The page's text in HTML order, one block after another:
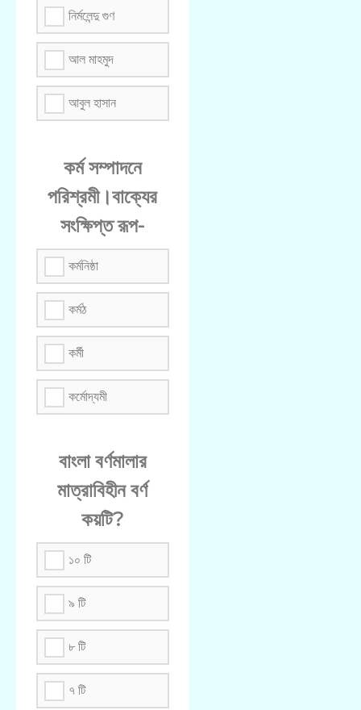
নির্মলেন্দু গুণ
আল মাহমুদ
আবুল হাসান
কর্ম সম্পাদনে
পরিশ্রমী।বাক্যের
সংক্ষিপ্ত রূপ-
কর্মনিষ্ঠা
কর্মঠ
কর্মী
কর্মোদ্যমী
বাংলা বর্ণমালার
মাত্রাবিহীন বর্ণ
কয়টি?
১০ টি
৯ টি
৮ টি
৭ টি